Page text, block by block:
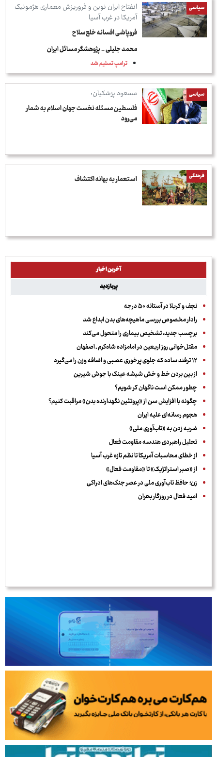
انفتاح ایران نوین و فروریزش معماری هژمونیک
آمریکا در غرب آسیا
سیاسی
فروپاشی افسانه خلع‌سلاح
محمد جلیلی _ پژوهشگر مسائل ایران
ترامپ تسلیم شد
مسعود پزشکیان: سیاسی
فلسطین مسئله نخست جهان اسلام به شمار
می‌رود
فرهنگی استعمار به بهانه اکتشاف
آخرین اخبار
پربازدید
نجف و کربلا در آستانه ۵۰ درجه
رادار مخصوص بررسی ماهیچه‌های بدن ابداع شد
برچسب جدید، تشخیص بیماری را متحول می‌کند
مقتل‌خوانی روز اربعین در امامزاده شاه‌کرم ـ اصفهان
۱۲ ترفند ساده که جلوی پرخوری عصبی و اضافه ‌وزن را می‌گیرد
از بین بردن خط و خش شیشه عینک با جوش شیرین
چطور ممکن است ناگهان کر شویم؟
چگونه با افزایش سن از «پروتئین نگهدارنده بدن» مراقبت کنیم؟
هجوم رسانه‌ای علیه ایران
ضربه زدن به «تاب‌آوری ملی»
تحلیل راهبردی هندسه مقاومت فعال
از خطای محاسبات آمریکا تا نظم تازه غرب آسیا
از «صبر استراتژیک» تا «مقاومت فعال»
زن؛ حافظ تاب‌آوری ملی در عصر جنگ‌های ادراکی
امید فعال در روزگار بحران